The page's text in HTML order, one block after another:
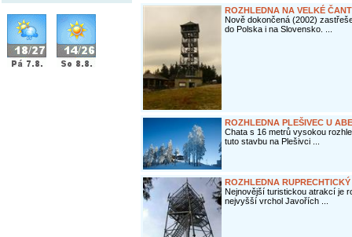
ROZHLEDNA NA VELKÉ
Nově dokončená (2002)
do Polska i na Slovensko. ...
ROZHLEDNA PLEŠIVEC U
Chata s 16 metrů vysokou
tuto stavbu na Plešivci ...
ROZHLEDNA
Nejnovější turistickou atrakcí je
nejvyšší vrchol Javořích ...